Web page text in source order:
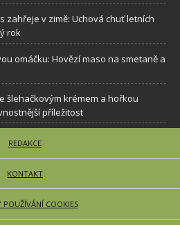
zahřeje v zimě: Uchová chuť letních
rok
omáčku: Hovězí maso na smetaně a
šlehačkovým krémem a hořkou
příležitost
REDAKCE
KONTAKT
POUŽÍVÁNÍ COOKIES